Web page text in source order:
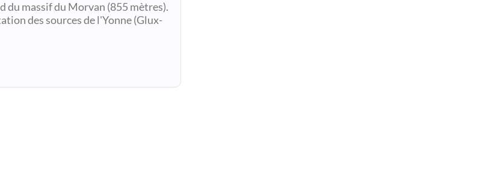
du massif du Morvan (855 mètres).
des sources de l'Yonne (Glux-